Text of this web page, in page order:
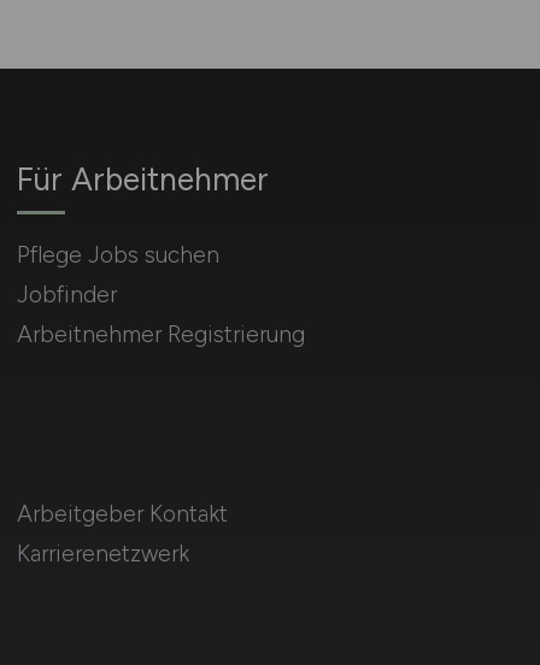
Für Arbeitnehmer
Pflege Jobs suchen
Jobfinder
Arbeitnehmer Registrierung
Arbeitgeber Kontakt
Karrierenetzwerk